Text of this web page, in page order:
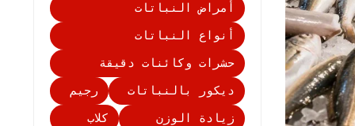
أمراض النباتات
أنواع النباتات
حشرات وكائنات دقيقة
ديكور بالنباتات
رجيم
زيادة الوزن
كلاب